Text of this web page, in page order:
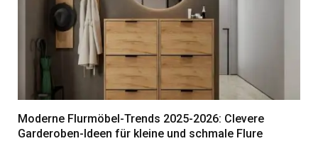
Moderne Flurmöbel-Trends 2025-2026: Clevere
Garderoben-Ideen für kleine und schmale Flure